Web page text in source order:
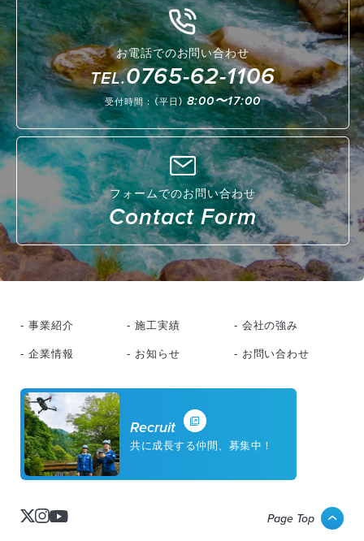
お電話でのお問い合わせ
TEL.0765-62-1106
受付時間：（平日） 8:00〜17:00
フォームでのお問い合わせ
Contact Form
- 事業紹介 - 施工実績 - 会社の強み
- 企業情報 - お知らせ - お問い合わせ
Recruit
共に成長する仲間、募集中！
Page Top